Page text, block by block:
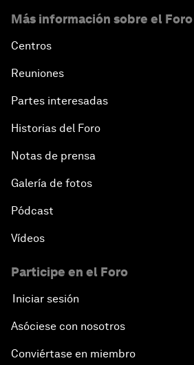
Más información sobre el Foro
Centros
Reuniones
Partes interesadas
Historias del Foro
Notas de prensa
Galería de fotos
Pódcast
Vídeos
Participe en el Foro
Iniciar sesión
Asóciese con nosotros
Conviértase en miembro